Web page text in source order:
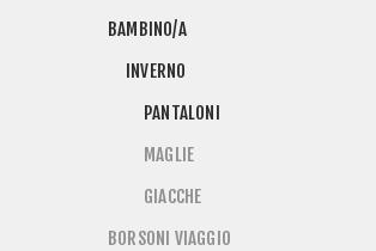
BAMBINO/A
INVERNO
PANTALONI
MAGLIE
GIACCHE
BORSONI VIAGGIO